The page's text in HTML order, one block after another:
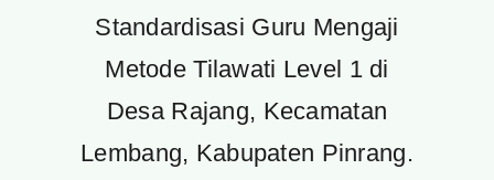
Standardisasi Guru Mengaji
Metode Tilawati Level 1 di
Desa Rajang, Kecamatan
Lembang, Kabupaten Pinrang.